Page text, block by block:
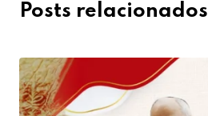
Posts relacionados